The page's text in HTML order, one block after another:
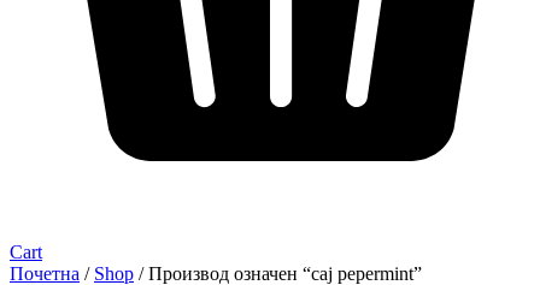
Cart
Почетна / Shop / Производ oзначен “caj pepermint”